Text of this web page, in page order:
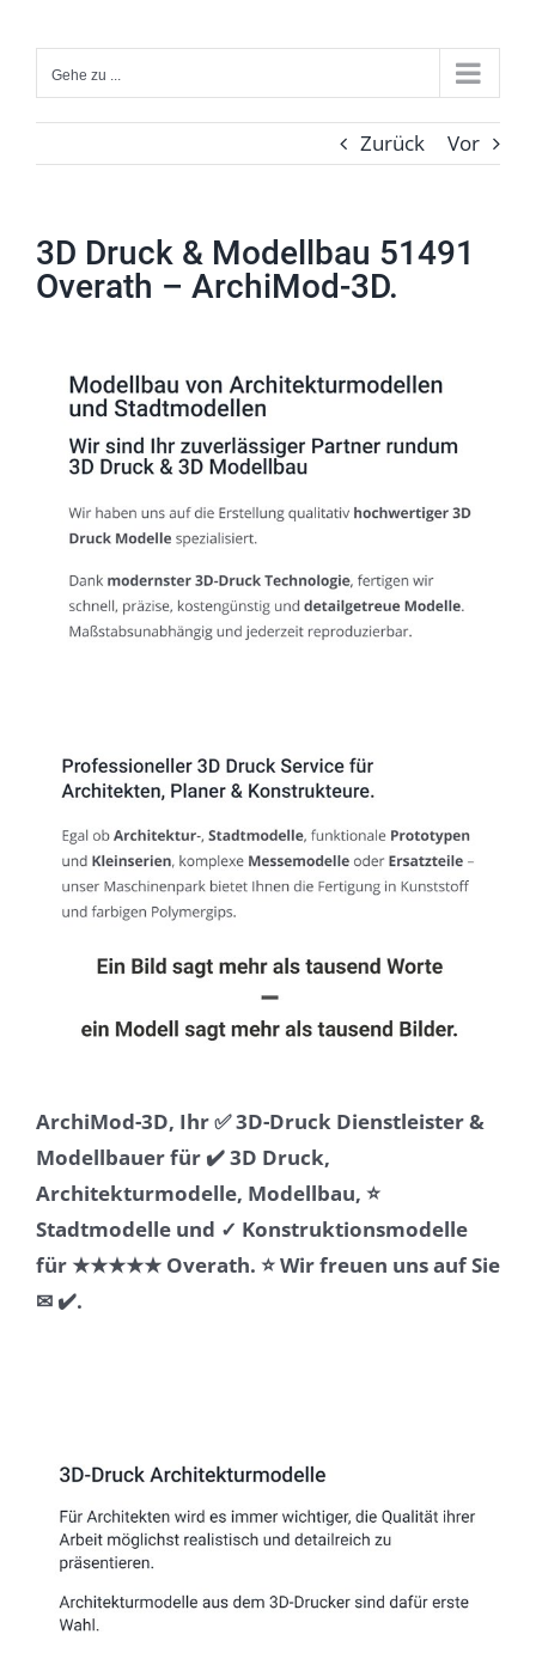
Inhalt
springenGehe zu ...
Zurück Vor
3D Druck & Modellbau 51491
Overath – ArchiMod-3D.
ArchiMod-3D, Ihr ✅ 3D-Druck Dienstleister &
Modellbauer für ✔️ 3D Druck,
Architekturmodelle, Modellbau, ⭐
Stadtmodelle und ✓ Konstruktionsmodelle
für ★★★★★ Overath. ⭐ Wir freuen uns auf Sie
✉ ✔️.